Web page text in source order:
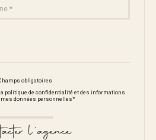
obligatoires
politique de confidentialité et des informations
données personnelles*
l'agence